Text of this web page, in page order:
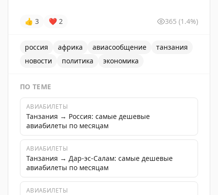
👍 3 ❤ 2 365 (1.4%)
россия африка авиасообщение
танзания
новости
политика экономика
ПО ТЕМЕ
АВИАБИЛЕТЫ
Танзания → Россия: самые дешевые
авиабилеты по месяцам
АВИАБИЛЕТЫ
Танзания → Дар-эс-Салам: самые дешевые
авиабилеты по месяцам
АВИАБИЛЕТЫ